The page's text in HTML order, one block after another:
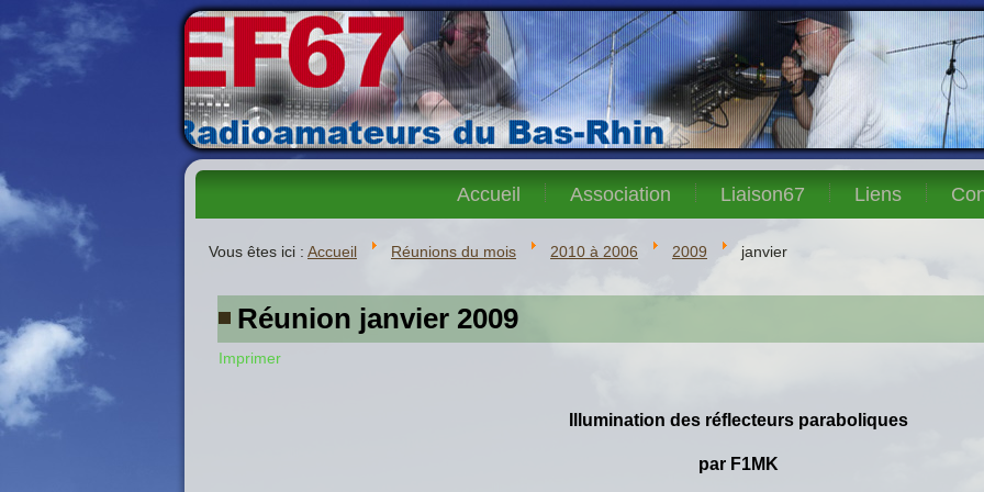
Accueil Association Liaison67 Liens
Vous êtes ici : Accueil Réunions du mois 2010 à 2006 2009 janvier
Réunion janvier 2009
Imprimer
Illumination des réflecteurs paraboliques
par F1MK